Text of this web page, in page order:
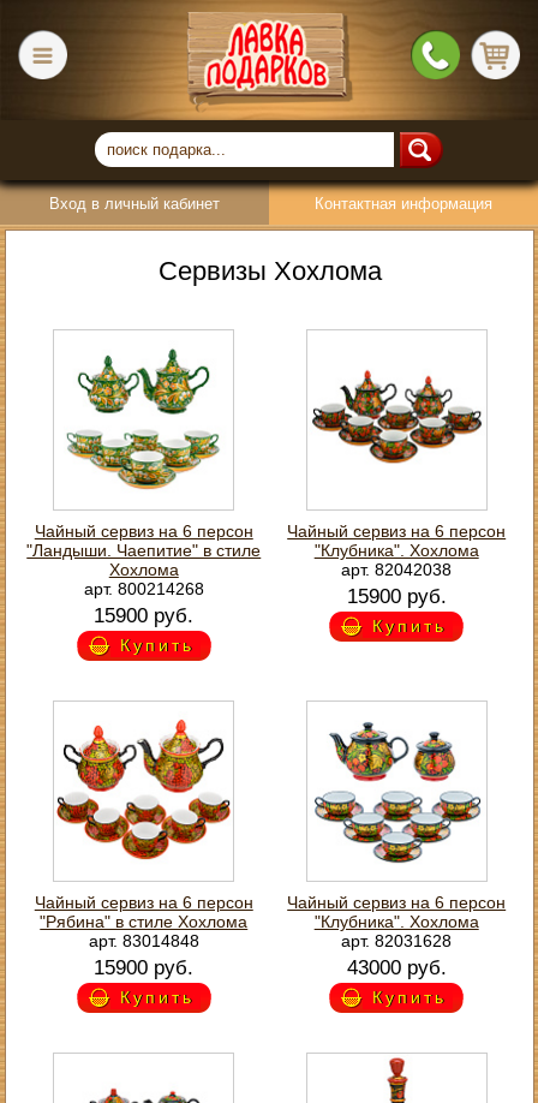
Вход в личный кабинет Контактная информация
Сервизы Хохлома
Чайный сервиз на 6 персон
"Ландыши. Чаепитие" в стиле
Хохлома
арт. 800214268
15900 руб.
Купить
Чайный сервиз на 6 персон
"Клубника". Хохлома
арт. 82042038
15900 руб.
Купить
Чайный сервиз на 6 персон
"Рябина" в стиле Хохлома
арт. 83014848
15900 руб.
Купить
Чайный сервиз на 6 персон
"Клубника". Хохлома
арт. 82031628
43000 руб.
Купить